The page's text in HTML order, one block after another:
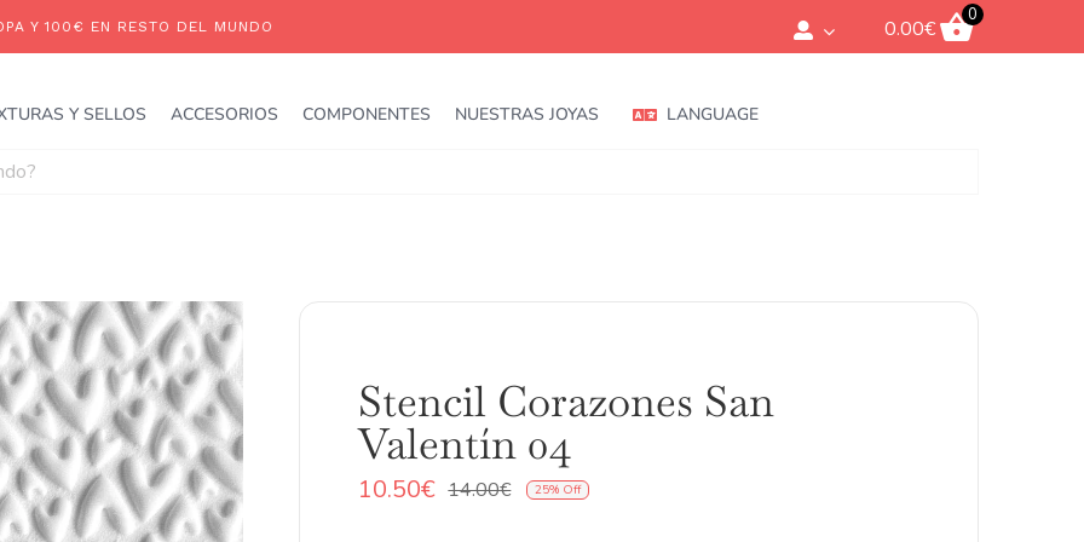
0.00€
0
Y SELLOS ACCESORIOS COMPONENTES NUESTRAS JOYAS LANGUAGE
Stencil Corazones San
Valentín 04
14.00€El
10.50€
El25% Off